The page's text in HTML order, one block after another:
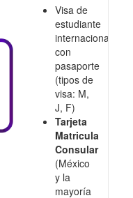
Visa de
estudiante
internacional
con
pasaporte
(tipos de
visa: M,
J, F)
Tarjeta
Matricula
Consular
(México
y la
mayoría